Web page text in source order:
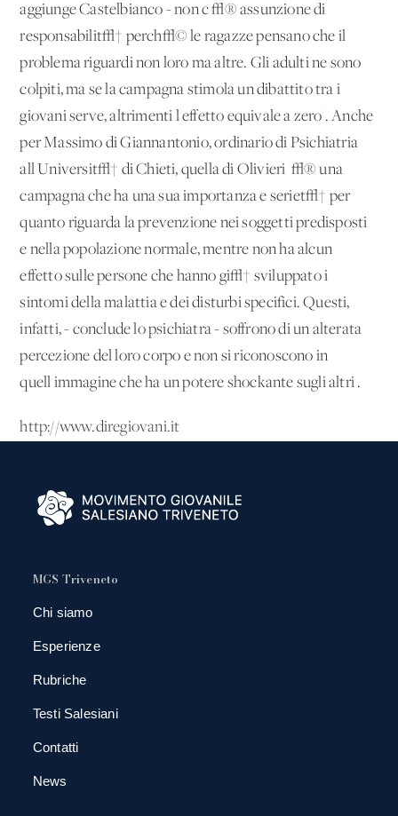
aggiunge Castelbianco - non c'√® assunzione di
responsabilit√† perch√© le ragazze pensano che il
problema riguardi non loro ma altre. Gli adulti ne sono
colpiti, ma se la campagna stimola un dibattito tra i
giovani serve, altrimenti l'effetto equivale a zero'. Anche
per Massimo di Giannantonio, ordinario di Psichiatria
all'Universit√† di Chieti, quella di Olivieri '√® una
campagna che ha una sua importanza e seriet√† per
quanto riguarda la prevenzione nei soggetti predisposti
e nella popolazione normale, mentre non ha alcun
effetto sulle persone che hanno gi√† sviluppato i
sintomi della malattia e dei disturbi specifici. Questi,
infatti, - conclude lo psichiatra - soffrono di un'alterata
percezione del loro corpo e non si riconoscono in
quell'immagine che ha un potere shockante sugli altri'.
http://www.diregiovani.it
MGS Triveneto
Chi siamo
Esperienze
Rubriche
Testi Salesiani
Contatti
News